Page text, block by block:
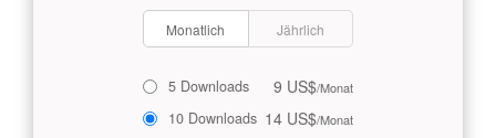
Monatlich Jährlich
5 Downloads 9 US$/Monat
10 Downloads 14 US$/Monat